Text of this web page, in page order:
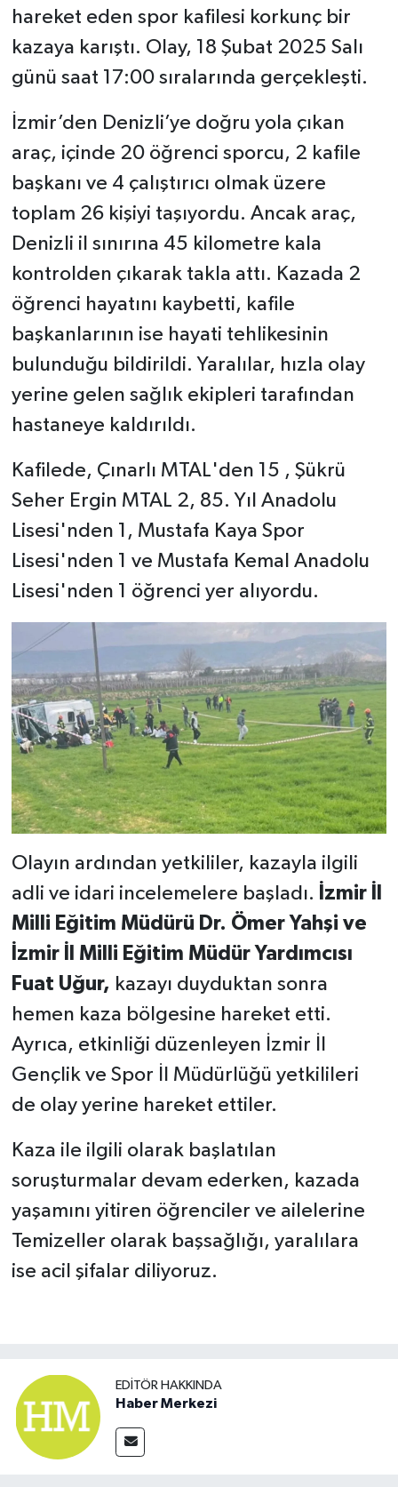
hareket eden spor kafilesi korkunç bir
kazaya karıştı. Olay, 18 Şubat 2025 Salı
günü saat 17:00 sıralarında gerçekleşti.
İzmir’den Denizli’ye doğru yola çıkan
araç, içinde 20 öğrenci sporcu, 2 kafile
başkanı ve 4 çalıştırıcı olmak üzere
toplam 26 kişiyi taşıyordu. Ancak araç,
Denizli il sınırına 45 kilometre kala
kontrolden çıkarak takla attı. Kazada 2
öğrenci hayatını kaybetti, kafile
başkanlarının ise hayati tehlikesinin
bulunduğu bildirildi. Yaralılar, hızla olay
yerine gelen sağlık ekipleri tarafından
hastaneye kaldırıldı.
Kafilede, Çınarlı MTAL'den 15 , Şükrü
Seher Ergin MTAL 2, 85. Yıl Anadolu
Lisesi'nden 1, Mustafa Kaya Spor
Lisesi'nden 1 ve Mustafa Kemal Anadolu
Lisesi'nden 1 öğrenci yer alıyordu.
Olayın ardından yetkililer, kazayla ilgili
adli ve idari incelemelere başladı. İzmir İl
Milli Eğitim Müdürü Dr. Ömer Yahşi ve
İzmir İl Milli Eğitim Müdür Yardımcısı
Fuat Uğur, kazayı duyduktan sonra
hemen kaza bölgesine hareket etti.
Ayrıca, etkinliği düzenleyen İzmir İl
Gençlik ve Spor İl Müdürlüğü yetkilileri
de olay yerine hareket ettiler.
Kaza ile ilgili olarak başlatılan
soruşturmalar devam ederken, kazada
yaşamını yitiren öğrenciler ve ailelerine
Temizeller olarak başsağlığı, yaralılara
ise acil şifalar diliyoruz.
EDITÖR HAKKINDA
Haber Merkezi